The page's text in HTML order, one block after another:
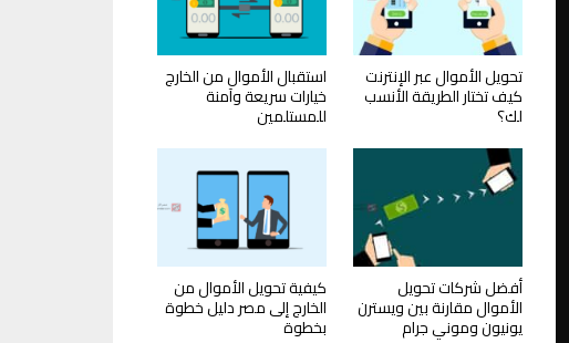
تحويل الأموال عبر الإنترنت
كيف تختار الطريقة الأنسب
لك؟
استقبال الأموال من الخارج
خيارات سريعة وآمنة
للمستلمين
أفضل شركات تحويل
الأموال مقارنة بين ويسترن
يونيون وموني جرام
كيفية تحويل الأموال من
الخارج إلى مصر دليل خطوة
بخطوة